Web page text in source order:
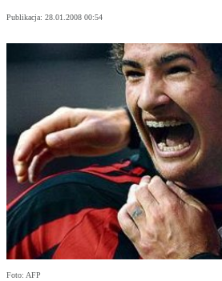
Publikacja: 28.01.2008 00:54
Foto: AFP